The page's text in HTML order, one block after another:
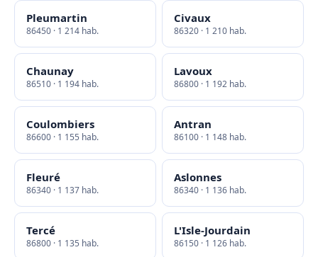
Pleumartin
86450 · 1 214 hab.
Civaux
86320 · 1 210 hab.
Chaunay
86510 · 1 194 hab.
Lavoux
86800 · 1 192 hab.
Coulombiers
86600 · 1 155 hab.
Antran
86100 · 1 148 hab.
Fleuré
86340 · 1 137 hab.
Aslonnes
86340 · 1 136 hab.
Tercé
86800 · 1 135 hab.
L'Isle-Jourdain
86150 · 1 126 hab.